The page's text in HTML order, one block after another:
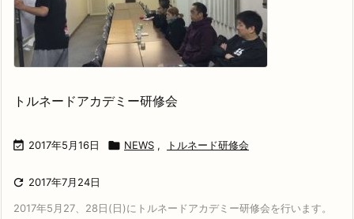
トルネードアカデミー研修会
 2017年5月16日  NEWS , トルネード研修会
 2017年7月24日
2017年5月27、28日(日)にトルネードアカデミー研修会を行います。